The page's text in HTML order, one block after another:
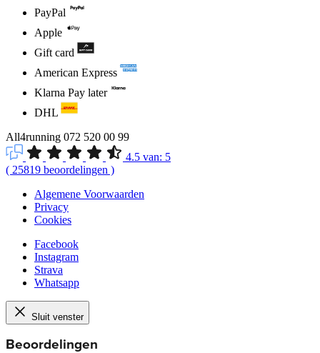
PayPal
Apple
Gift card
American Express
Klarna Pay later
DHL
All4running 072 520 00 99
4.5 van: 5
( 25819 beoordelingen )
Algemene Voorwaarden
Privacy
Cookies
Facebook
Instagram
Strava
Whatsapp
Sluit venster